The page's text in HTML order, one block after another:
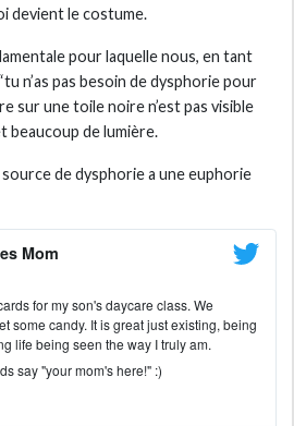
devient le costume.
pour laquelle nous, en tant
n’as pas besoin de dysphorie pour
sur une toile noire n’est pas visible
beaucoup de lumière.
de dysphorie a une euphorie
Mom
for my son's daycare class. We
some candy. It is great just existing, being
life being seen the way I truly am.
say "your mom's here!" :)